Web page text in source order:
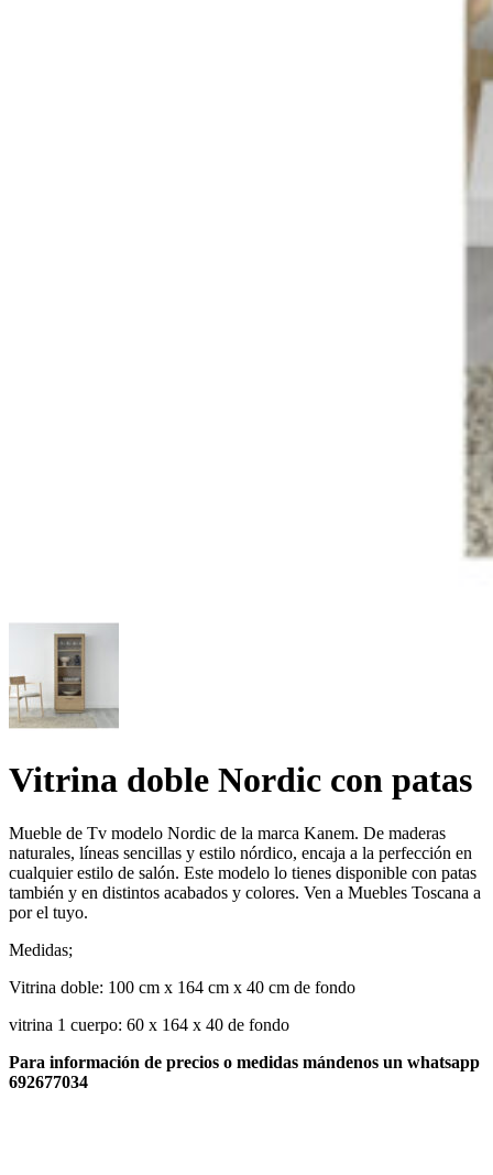
Vitrina doble Nordic con patas
Mueble de Tv modelo Nordic de la marca Kanem. De maderas
naturales, líneas sencillas y estilo nórdico, encaja a la perfección en
cualquier estilo de salón. Este modelo lo tienes disponible con patas
también y en distintos acabados y colores. Ven a Muebles Toscana a
por el tuyo.
Medidas;
Vitrina doble: 100 cm x 164 cm x 40 cm de fondo
vitrina 1 cuerpo: 60 x 164 x 40 de fondo
Para información de precios o medidas mándenos un whatsapp
692677034